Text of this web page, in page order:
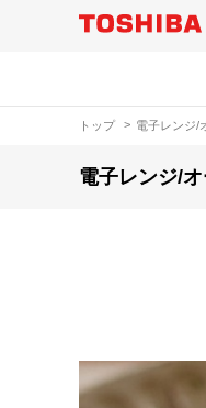
トップ 電子レンジ/
電子レンジ/